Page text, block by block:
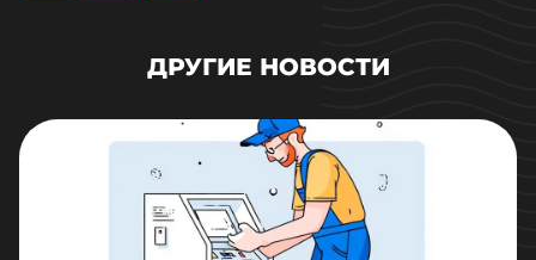
ДРУГИЕ НОВОСТИ